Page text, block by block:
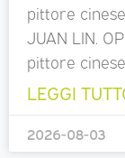
pittore
JUAN LIN.
pittore
LEGGI
2026-08-03